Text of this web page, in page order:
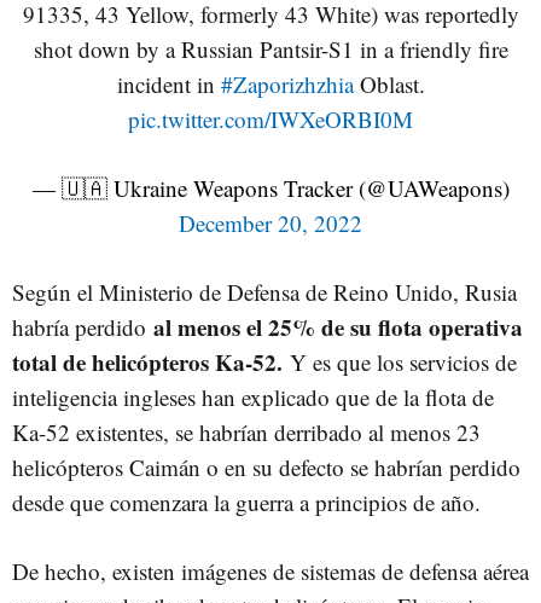
91335, 43 Yellow, formerly 43 White) was reportedly
shot down by a Russian Pantsir-S1 in a friendly fire
incident in #ZaporizhzhiaOblast.
pic.twitter.com/IWXeORBI0M
— 🇺🇦 Ukraine Weapons Tracker (@UAWeapons)
December 20, 2022
Según el Ministerio de Defensa de Reino Unido, Rusia
habría perdido al menos el 25% de su flota operativa
total de helicópteros Ka-52. Y es que los servicios de
inteligencia ingleses han explicado que de la flota de
Ka-52 existentes, se habrían derribado al menos 23
helicópteros Caimán o en su defecto se habrían perdido
desde que comenzara la guerra a principios de año.
De hecho, existen imágenes de sistemas de defensa aérea